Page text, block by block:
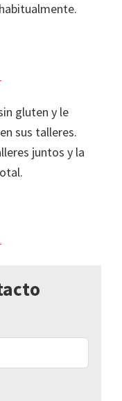
gluten y le
sus talleres.
juntos y la